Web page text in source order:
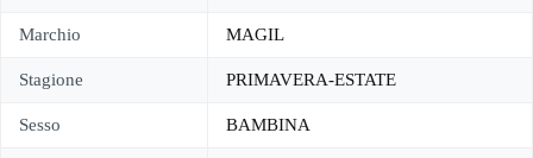
Marchio MAGIL
Stagione PRIMAVERA-ESTATE
Sesso BAMBINA